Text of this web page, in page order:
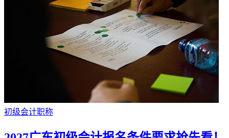
初级会计职称